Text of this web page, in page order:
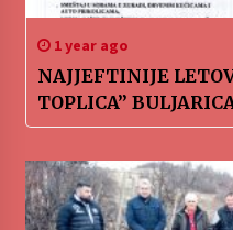
1 year ago
NAJJEFTINIJE
TOPLICA”